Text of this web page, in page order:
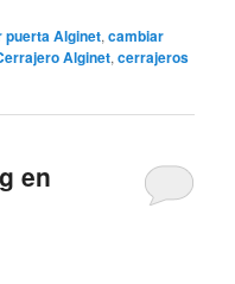
puerta Alginet,cambiar
Alginet,cerrajeros
en